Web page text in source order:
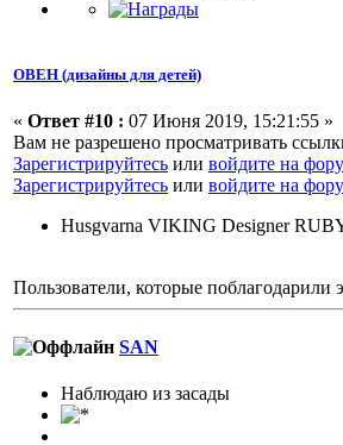
ОВЕН (дизайны для детей)
« Ответ #10 : 07 Июня 2019, 15:21:55 »
Вам не разрешено просматривать
Зарегистрируйтесь или войдите на
Зарегистрируйтесь или войдите на
Husgvarna VIKING Designer
Пользователи, которые поблагодарили
SAN
Наблюдаю из засады